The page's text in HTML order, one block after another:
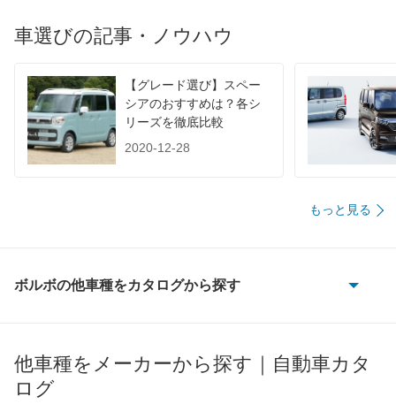
WLTC/高速道路 15.6km/L
1015 - -
60km定地 - -
装備オプション 装備
車選びの記事・ノウハウ
【グレード選び】スペー
シアのおすすめは？各シ
リーズを徹底比較
2020-12-28
もっと見る
ボルボの他車種をカタログから探す
240 エステート
480
他車種をメーカーから探す｜自動車カタ
ログ